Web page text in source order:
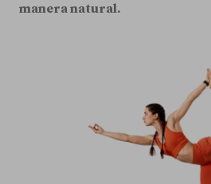
manera natural.